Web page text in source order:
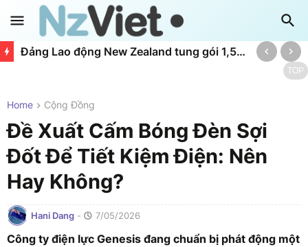
Đảng Lao động New Zealand tung gói 1,56 tỷ NZD hỗ trợ doanh nghiệp nhỏ: Giảm thuế và trả nợ nhanh
TOP
Home Cộng Đồng
Đề Xuất Cấm Bóng Đèn Sợi
Đốt Để Tiết Kiệm Điện: Nên
Hay Không?
Hani Dang - 7/05/2026
Công ty điện lực Genesis đang chuẩn bị phát động một